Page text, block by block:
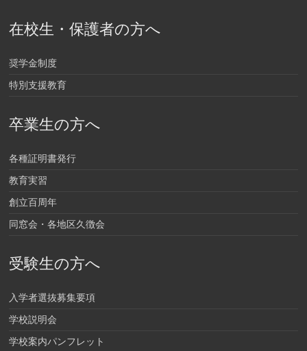
在校生・保護者の方へ
奨学金制度
特別支援教育
卒業生の方へ
各種証明書発行
教育実習
創立百周年
同窓会・各地区久徴会
受験生の方へ
入学者選抜募集要項
学校説明会
学校案内パンフレット